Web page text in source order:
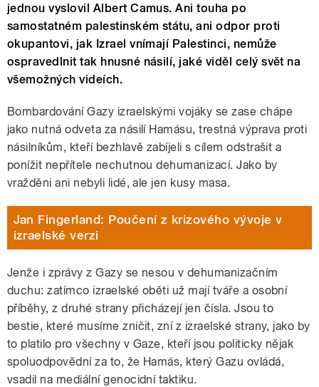
jednou vyslovil Albert Camus. Ani touha po
samostatném palestinském státu, ani odpor proti
okupantovi, jak Izrael vnímají Palestinci, nemůže
ospravedlnit tak hnusné násilí, jaké viděl celý svět na
všemožných videích.
Bombardování Gazy izraelskými vojáky se zase chápe
jako nutná odveta za násilí Hamásu, trestná výprava proti
násilníkům, kteří bezhlavě zabíjeli s cílem odstrašit a
ponížit nepřítele nechutnou dehumanizací. Jako by
vražděni ani nebyli lidé, ale jen kusy masa.
Jan Fingerland: Poučení z krizového vývoje v
izraelské verzi
Jenže i zprávy z Gazy se nesou v dehumanizačním
duchu: zatímco izraelské oběti už mají tváře a osobní
příběhy, z druhé strany přicházejí jen čísla. Jsou to
bestie, které musíme zničit, zní z izraelské strany, jako by
to platilo pro všechny v Gaze, kteří jsou politicky nějak
spoluodpovědní za to, že Hamás, který Gazu ovládá,
vsadil na mediální genocidní taktiku.